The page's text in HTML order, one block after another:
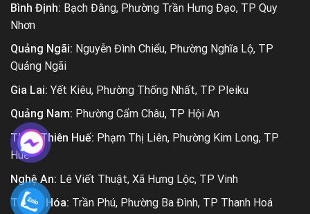
Bình Định: Bạch Đằng, Phường Trần Hưng Đạo, TP Quy
Nhơn
Quảng Ngãi: Nguyễn Đình Chiểu, Phường Nghĩa Lộ, TP
Quảng Ngãi
Gia Lai: Yết Kiêu, Phường Thống Nhất, TP Pleiku
Quảng Nam: Phường Cẩm Châu, TP Hội An
Thừa Thiên Huế: Phạm Thị Liên, Phường Kim Long, TP
Huế
Nghệ An: Lê Viết Thuật, Xã Hưng Lộc, TP Vinh
Thanh Hóa: Trần Phú, Phường Ba Đình, TP Thanh Hoá